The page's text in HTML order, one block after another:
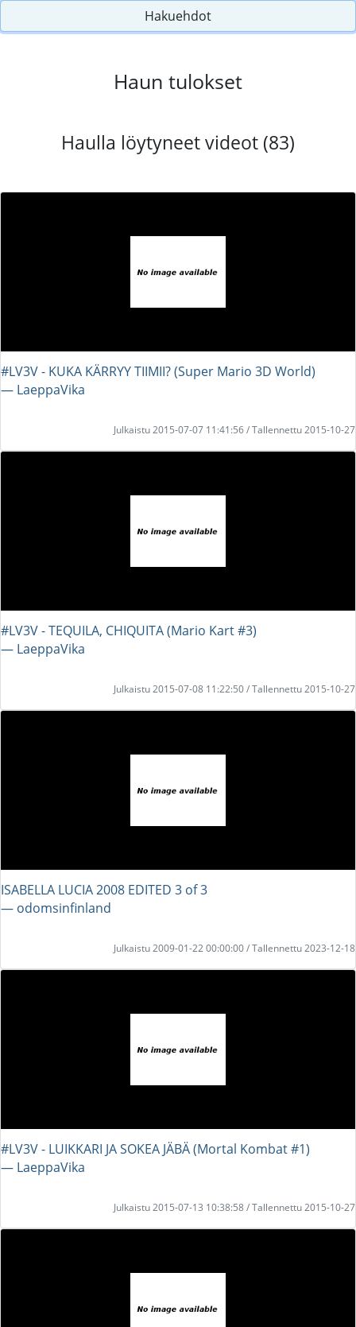
Hakuehdot
Haun tulokset
Haulla löytyneet videot (83)
#LV3V - KUKA KÄRRYY TIIMII? (Super Mario 3D World)
― LaeppaVika
Julkaistu 2015-07-07 11:41:56 / Tallennettu 2015-10-27
#LV3V - TEQUILA, CHIQUITA (Mario Kart #3)
― LaeppaVika
Julkaistu 2015-07-08 11:22:50 / Tallennettu 2015-10-27
ISABELLA LUCIA 2008 EDITED 3 of 3
― odomsinfinland
Julkaistu 2009-01-22 00:00:00 / Tallennettu 2023-12-18
#LV3V - LUIKKARI JA SOKEA JÄBÄ (Mortal Kombat #1)
― LaeppaVika
Julkaistu 2015-07-13 10:38:58 / Tallennettu 2015-10-27